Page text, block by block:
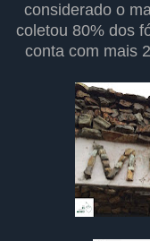
considerado o
coletou 80% dos
conta com mais